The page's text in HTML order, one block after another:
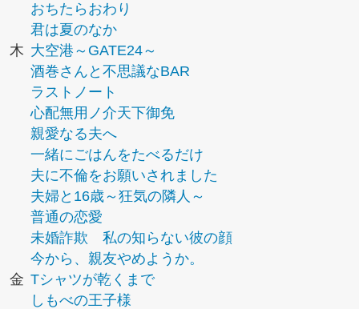
おちたらおわり
君は夏のなか
木 大空港～GATE24～
酒巻さんと不思議なBAR
ラストノート
心配無用ノ介天下御免
親愛なる夫へ
一緒にごはんをたべるだけ
夫に不倫をお願いされました
夫婦と16歳～狂気の隣人～
普通の恋愛
未婚詐欺 私の知らない彼の顔
今から、親友やめようか。
金 Tシャツが乾くまで
しもべの王子様